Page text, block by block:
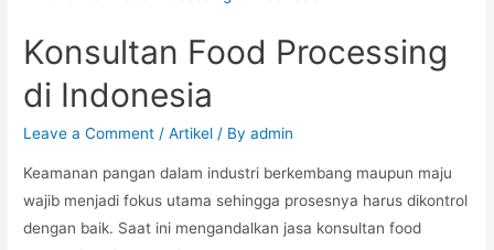
Konsultan Food Processing
di Indonesia
Leave a Comment /Artikel / Byadmin
Keamanan pangan dalam industri berkembang maupun maju
wajib menjadi fokus utama sehingga prosesnya harus dikontrol
dengan baik. Saat ini mengandalkan jasa konsultan food